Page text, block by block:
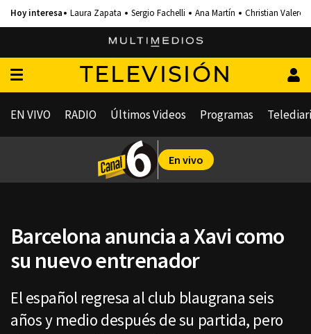
Laura Zapata Sergio Fachelli Ana Martín Christian Valero
TELEVISIÓN
EN VIVO RADIO Últimos Videos Programas
En vivo
Barcelona anuncia a Xavi como
su nuevo entrenador
El español regresa al club blaugrana seis
años y medio después de su partida, pero